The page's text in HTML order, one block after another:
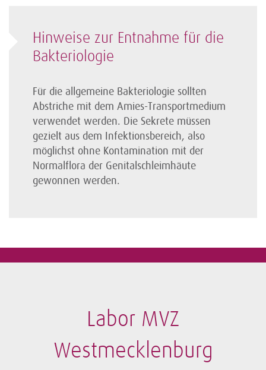
Hinweise zur Entnahme für die
Bakteriologie
Für die allgemeine Bakteriologie sollten
Abstriche mit dem Amies-Transportmedium
verwendet werden. Die Sekrete müssen
gezielt aus dem Infektionsbereich, also
möglichst ohne Kontamination mit der
Normalflora der Genital­schleim­häute
gewonnen werden.
Labor MVZ
Westmecklenburg